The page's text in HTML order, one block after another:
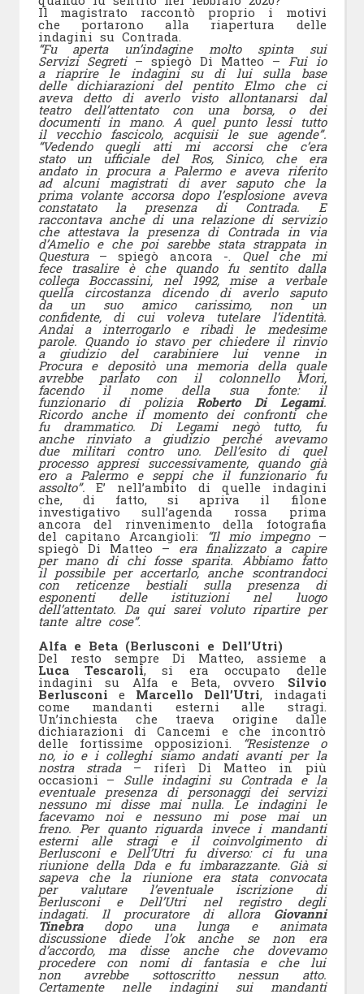
Il magistrato raccontò proprio i motivi
che portarono alla riapertura delle
indagini su Contrada.
“Fu aperta un’indagine molto spinta sui
Servizi Segreti– spiegò Di Matteo –Fui io
a riaprire le indagini su di lui sulla base
delle dichiarazioni del pentito Elmo che ci
aveva detto di averlo visto allontanarsi dal
teatro dell’attentato con una borsa, o dei
documenti in mano. A quel punto lessi tutto
il vecchio fascicolo, acquisii le sue agende”.
“Vedendo quegli atti mi accorsi che c’era
stato un ufficiale del Ros, Sinico, che era
andato in procura a Palermo e aveva riferito
ad alcuni magistrati di aver saputo che la
prima volante accorsa dopo l’esplosione aveva
constatato la presenza di Contrada. E
raccontava anche di una relazione di servizio
che attestava la presenza di Contrada in via
d’Amelio e che poi sarebbe stata strappata in
Questura– spiegò ancora -. Quel che mi
fece trasalire è che quando fu sentito dalla
collega Boccassini, nel 1992, mise a verbale
quella circostanza dicendo di averlo saputo
da un suo amico carissimo, non un
confidente, di cui voleva tutelare l’identità.
Andai a interrogarlo e ribadì le medesime
parole. Quando io stavo per chiedere il rinvio
a giudizio del carabiniere lui venne in
Procura e depositò una memoria della quale
avrebbe parlato con il colonnello Mori,
facendo il nome della sua fonte: il
funzionario di polizia Roberto Di Legami.
Ricordo anche il momento dei confronti che
fu drammatico. Di Legami negò tutto, fu
anche rinviato a giudizio perché avevamo
due militari contro uno. Dell’esito di quel
processo appresi successivamente, quando già
ero a Palermo e seppi che il funzionario fu
assolto”. E’ nell’ambito di quelle indagini
che, di fatto, si apriva il filone
investigativo sull’agenda rossa prima
ancora del rinvenimento della fotografia
del capitano Arcangioli: “Il mio impegno–
spiegò Di Matteo – era finalizzato a capire
per mano di chi fosse sparita. Abbiamo fatto
il possibile per accertarlo, anche scontrandoci
con reticenze bestiali sulla presenza di
esponenti delle istituzioni nel luogo
dell’attentato. Da qui sarei voluto ripartire per
tante altre cose”.
Alfa e Beta (Berlusconi e Dell’Utri)
Del resto sempre Di Matteo, assieme a
Luca Tescaroli, si era occupato delle
indagini su Alfa e Beta, ovvero Silvio
Berlusconi e Marcello Dell’Utri, indagati
come mandanti esterni alle stragi.
Un’inchiesta che traeva origine dalle
dichiarazioni di Cancemi e che incontrò
delle fortissime opposizioni. “Resistenze o
no, io e i colleghi siamo andati avanti per la
nostra strada– riferì Di Matteo in più
occasioni – Sulle indagini su Contrada e la
eventuale presenza di personaggi dei servizi
nessuno mi disse mai nulla. Le indagini le
facevamo noi e nessuno mi pose mai un
freno. Per quanto riguarda invece i mandanti
esterni alle stragi e il coinvolgimento di
Berlusconi e Dell’Utri fu diverso: ci fu una
riunione della Dda e fu imbarazzante. Già si
sapeva che la riunione era stata convocata
per valutare l’eventuale iscrizione di
Berlusconi e Dell’Utri nel registro degli
indagati. Il procuratore di allora Giovanni
Tinebra dopo una lunga e animata
discussione diede l’ok anche se non era
d’accordo, ma disse anche che dovevamo
procedere con nomi di fantasia e che lui
non avrebbe sottoscritto nessun atto.
Certamente nelle indagini sui mandanti